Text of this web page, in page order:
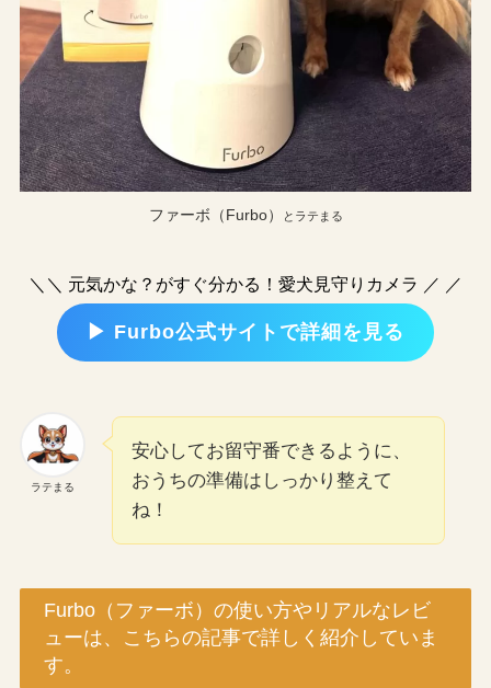
ファーボ（Furbo） とラテまる
＼＼ 元気かな？がすぐ分かる！愛犬見守りカメラ ／ ／
▶ Furbo公式サイトで詳細を見る
ラテまる
安心してお留守番できるように、
おうちの準備はしっかり整えて
ね！
Furbo（ファーボ）の使い方やリアルなレビ
ューは、こちらの記事で詳しく紹介していま
す。